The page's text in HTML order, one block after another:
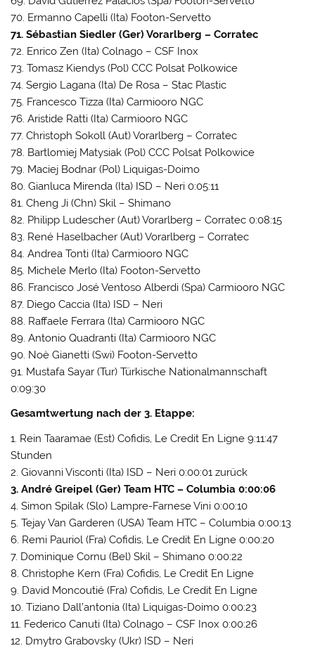
70. Ermanno Capelli (Ita) Footon-Servetto
71. Sébastian Siedler (Ger) Vorarlberg – Corratec
72. Enrico Zen (Ita) Colnago – CSF Inox
73. Tomasz Kiendys (Pol) CCC Polsat Polkowice
74. Sergio Lagana (Ita) De Rosa – Stac Plastic
75. Francesco Tizza (Ita) Carmiooro NGC
76. Aristide Ratti (Ita) Carmiooro NGC
77. Christoph Sokoll (Aut) Vorarlberg – Corratec
78. Bartlomiej Matysiak (Pol) CCC Polsat Polkowice
79. Maciej Bodnar (Pol) Liquigas-Doimo
80. Gianluca Mirenda (Ita) ISD – Neri 0:05:11
81. Cheng Ji (Chn) Skil – Shimano
82. Philipp Ludescher (Aut) Vorarlberg – Corratec 0:08:15
83. René Haselbacher (Aut) Vorarlberg – Corratec
84. Andrea Tonti (Ita) Carmiooro NGC
85. Michele Merlo (Ita) Footon-Servetto
86. Francisco José Ventoso Alberdi (Spa) Carmiooro NGC
87. Diego Caccia (Ita) ISD – Neri
88. Raffaele Ferrara (Ita) Carmiooro NGC
89. Antonio Quadranti (Ita) Carmiooro NGC
90. Noè Gianetti (Swi) Footon-Servetto
91. Mustafa Sayar (Tur) Türkische Nationalmannschaft
0:09:30
Gesamtwertung nach der 3. Etappe:
1. Rein Taaramae (Est) Cofidis, Le Credit En Ligne 9:11:47
Stunden
2. Giovanni Visconti (Ita) ISD – Neri 0:00:01 zurück
3. André Greipel (Ger) Team HTC – Columbia 0:00:06
4. Simon Spilak (Slo) Lampre-Farnese Vini 0:00:10
5. Tejay Van Garderen (USA) Team HTC – Columbia 0:00:13
6. Remi Pauriol (Fra) Cofidis, Le Credit En Ligne 0:00:20
7. Dominique Cornu (Bel) Skil – Shimano 0:00:22
8. Christophe Kern (Fra) Cofidis, Le Credit En Ligne
9. David Moncoutié (Fra) Cofidis, Le Credit En Ligne
10. Tiziano Dall’antonia (Ita) Liquigas-Doimo 0:00:23
11. Federico Canuti (Ita) Colnago – CSF Inox 0:00:26
12. Dmytro Grabovsky (Ukr) ISD – Neri